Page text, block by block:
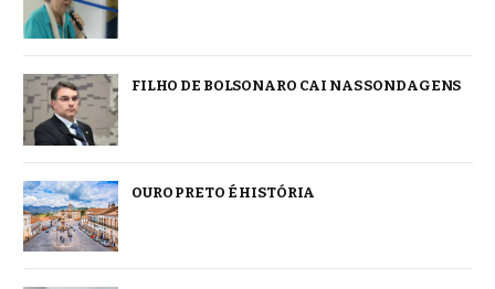
FILHO DE BOLSONARO CAI NAS SONDAGENS
OURO PRETO É HISTÓRIA